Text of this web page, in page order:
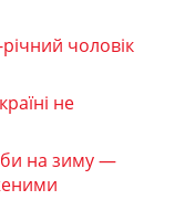
чоловік
не
на зиму —